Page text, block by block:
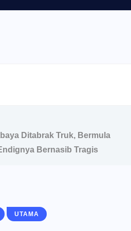
Ditabrak Truk, Bermula
Bernasib Tragis
UTAMA